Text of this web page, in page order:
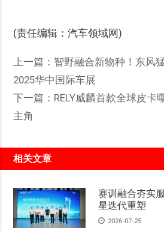
(责任编辑：汽车领域网)
上一篇： 智野融合新物种！东风
2025华中国际车展
下一篇： RELY威麟首款全球皮卡
主角
相关文章
赛训融合夯实
星迭代重塑
2026-07-25